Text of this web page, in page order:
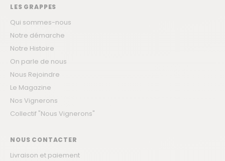
LES GRAPPES
Qui sommes-nous
Notre démarche
Notre Histoire
On parle de nous
Nous Rejoindre
Le Magazine
Nos Vignerons
Collectif "Nous Vignerons"
NOUS CONTACTER
Livraison et paiement